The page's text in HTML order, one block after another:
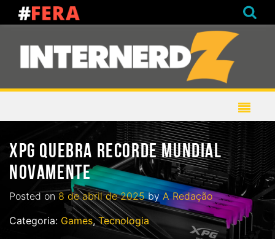
XPG QUEBRA RECORDE MUNDIAL
NOVAMENTE
Posted on 8 de abril de 2025byA Redação
Categoria: Games,Tecnologia